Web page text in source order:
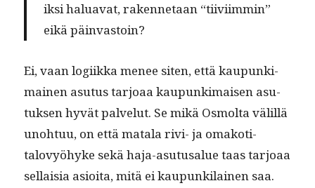
ik­si halu­a­vat, raken­netaan “tiivi­im­min”
eikä päinvastoin?
Ei, vaan logi­ik­ka menee siten, että kaupunki­
mainen asu­tus tar­joaa kaupunki­maisen asu­
tuk­sen hyvät palve­lut. Se mikä Osmol­ta välil­lä
uno­htuu, on että mata­la rivi- ja omakoti­
talovyöhyke sekä haja-asu­tusalue taas tar­joaa
sel­l­aisia asioi­ta, mitä ei kaupunki­lainen saa.